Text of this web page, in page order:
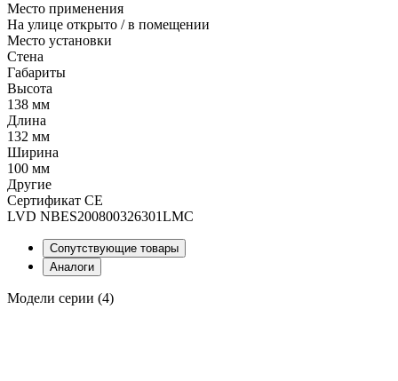
Место применения
На улице открыто / в помещении
Место установки
Стена
Габариты
Высота
138 мм
Длина
132 мм
Ширина
100 мм
Другие
Сертификат CE
LVD NBES200800326301LMC
Сопутствующие товары
Аналоги
Модели серии (4)